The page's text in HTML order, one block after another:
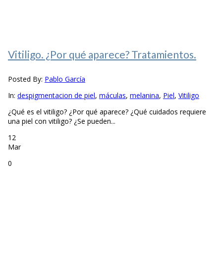
Vitiligo. ¿Por qué aparece? Tratamientos.
Posted By: Pablo García
In: despigmentacion de piel, máculas, melanina, Piel, Vitiligo
¿Qué es el vitiligo? ¿Por qué aparece? ¿Qué cuidados requiere
una piel con vitiligo? ¿Se pueden...
12
Mar
0